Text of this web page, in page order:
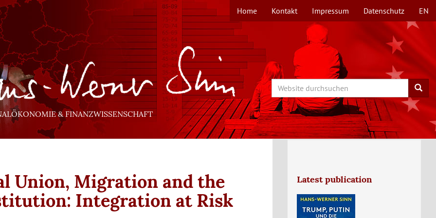
TOPMENÜ
Home Kontakt Impressum Datenschutz EN
& FINANZWISSENSCHAFT
Search Search
Union, Migration and the
Integration at Risk
Latest publication